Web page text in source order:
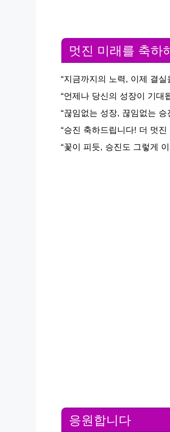
멋진 미래를 축하
“지금까지의 노력, 이제 결
“언제나 당신의 성장이 기대
“끊임없는 성장, 끊임없는 승
“승진 축하드립니다! 더 멋
“꽃이 피듯, 승진도 그렇게
응원합니다